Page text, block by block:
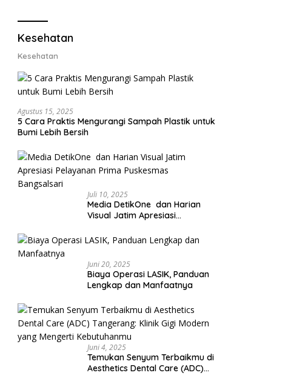
Lobster 50 Gram
Kesehatan
Kesehatan
Agustus 15, 2025
5 Cara Praktis Mengurangi Sampah Plastik untuk
Bumi Lebih Bersih
Juli 10, 2025
Media DetikOne dan Harian
Visual Jatim Apresiasi
Bangsalsari
Juni 20, 2025
Biaya Operasi LASIK, Panduan
Lengkap dan Manfaatnya
Juni 4, 2025
Temukan Senyum Terbaikmu di
Aesthetics Dental Care (ADC)